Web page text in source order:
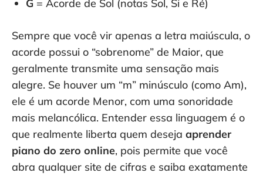
G = Acorde de Sol (notas Sol, Si e Ré)
Sempre que você vir apenas a letra maiúscula, o
acorde possui o “sobrenome” de Maior, que
geralmente transmite uma sensação mais
alegre. Se houver um “m” minúsculo (como Am),
ele é um acorde Menor, com uma sonoridade
mais melancólica. Entender essa linguagem é o
que realmente liberta quem deseja aprender
piano do zero online, pois permite que você
abra qualquer site de cifras e saiba exatamente